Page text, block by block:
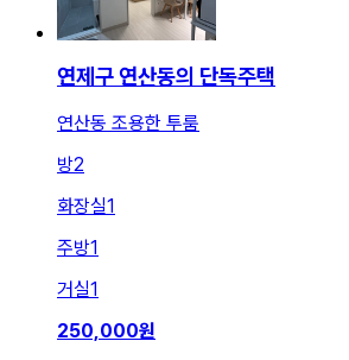
연제구 연산동의 단독주택
연산동 조용한 투룸
방2
화장실1
주방1
거실1
250,000원